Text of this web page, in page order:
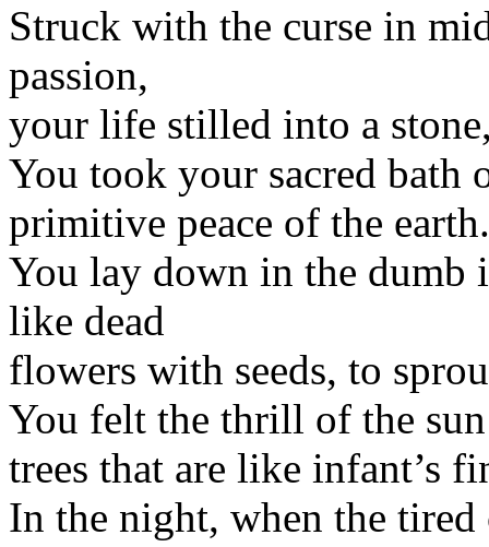
Struck with the curse in
passion,
your life stilled into a
You took your sacred bath
primitive peace of the earth.
You lay down in the dumb
like dead
flowers with seeds, to
You felt the thrill of the
trees that are like infant’s
In the night, when the